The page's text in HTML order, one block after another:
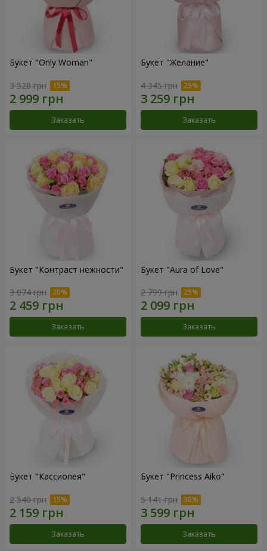
Букет "Only Woman"
3 528 грн
Заказать
Букет "Желание"
4 345 грн
Заказать
Букет "Контраст нежности"
3 074 грн
Заказать
Букет "Aura of Love"
2 799 грн
Заказать
Букет "Кассиопея"
2 540 грн
Заказать
Букет "Princess Aiko"
5 141 грн
Заказать